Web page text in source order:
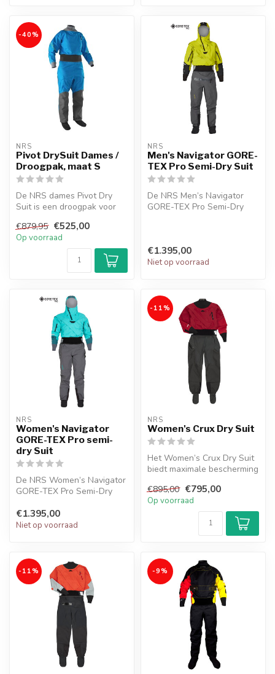
-40%
NRS
Pivot DrySuit Dames /
Droogpak, maat S
De NRS dames Pivot Dry
Suit is een droogpak voor
rug.
€879,95 €525,00
Op voorraad
NRS
Men's Navigator GORE-
TEX Pro Semi-Dry Suit
De NRS Men’s Navigator
GORE-TEX Pro Semi-Dry
€1.395,00
Niet op voorraad
NRS
Women's Navigator
GORE-TEX Pro semi-
dry Suit
De NRS Women’s Navigator
GORE-TEX Pro Semi-Dry
ademende ...
€1.395,00
Niet op voorraad
-11%
NRS
Women's Crux Dry Suit
Het Women’s Crux Dry Suit
biedt maximale bescherming
dankzi...
€895,00 €795,00
Op voorraad
-11% -9%